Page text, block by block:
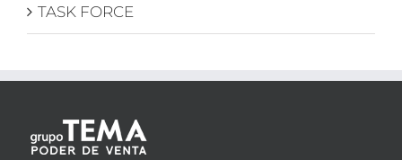
TASK FORCE